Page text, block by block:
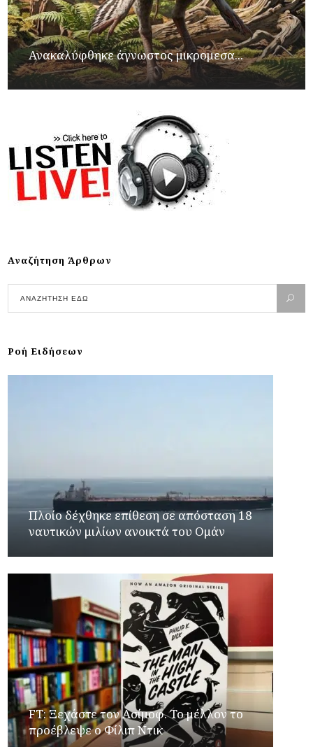
Ανακαλύφθηκε άγνωστος μικρομεσα...
Αναζήτηση Άρθρων
Ροή Ειδήσεων
Πλοίο δέχθηκε επίθεση σε απόσταση 18
ναυτικών μιλίων ανοικτά του Ομάν
FT: Ξεχάστε τον Ασίμοφ. Το μέλλον το
προέβλεψε ο Φίλιπ Ντικ